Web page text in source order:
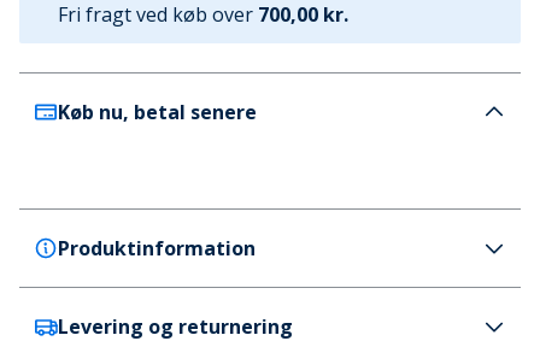
Fri fragt ved køb over 700,00 kr.
Køb nu, betal senere
Produktinformation
French Connection
Levering og returnering